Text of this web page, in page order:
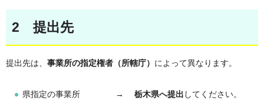
2 提出先
提出先は、 事業所の指定権者（所轄庁） によって異なります。
県指定の事業所 → 栃木県へ提出 してください。